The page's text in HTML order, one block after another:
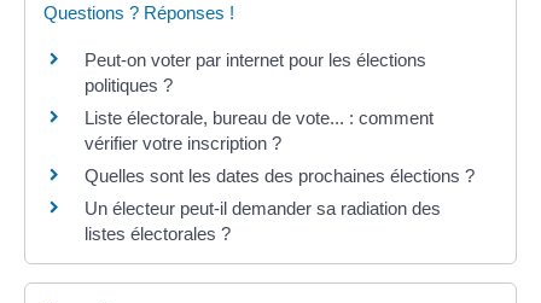
Questions ? Réponses !
Peut-on voter par internet pour les élections
politiques ?
Liste électorale, bureau de vote... : comment
vérifier votre inscription ?
Quelles sont les dates des prochaines élections ?
Un électeur peut-il demander sa radiation des
listes électorales ?